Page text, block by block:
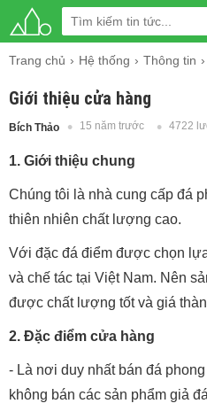
Trang chủ Hệ thống Thông tin
Giới thiệu cửa hàng
Bích Thảo 15 năm trước 4722
1. Giới thiệu chung
Chúng tôi là nhà cung cấp đá
thiên nhiên chất lượng cao.
Với đặc đá điểm được chọn
và chế tác tại Việt Nam. Nên
được chất lượng tốt và giá
2. Đặc điểm cửa hàng
- Là nơi duy nhất bán đá
không bán các sản phẩm giả